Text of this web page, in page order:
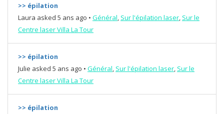
>> épilation
Laura asked 5 ans ago • Général, Sur l'épilation laser, Sur le
Centre laser Villa La Tour
>> épilation
Julie asked 5 ans ago • Général, Sur l'épilation laser, Sur le
Centre laser Villa La Tour
>> épilation